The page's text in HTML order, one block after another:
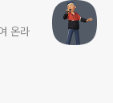
온라